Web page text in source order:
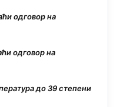
одговор на
одговор на
до 39 степени